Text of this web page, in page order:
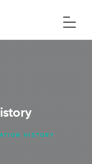
HISTORY